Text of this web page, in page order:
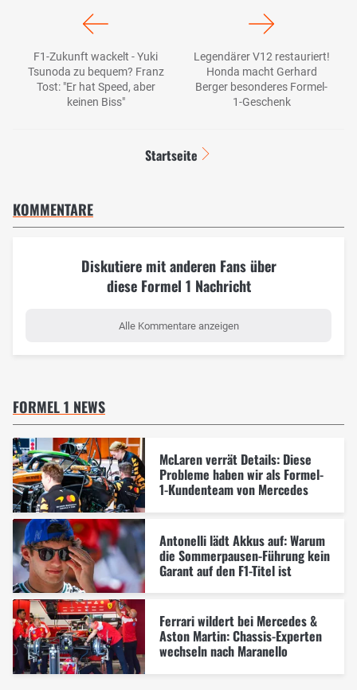
F1-Zukunft wackelt - Yuki
Tsunoda zu bequem? Franz
Tost: "Er hat Speed, aber
keinen Biss"
Legendärer V12 restauriert!
Honda macht Gerhard
Berger besonderes Formel-
1-Geschenk
Startseite
KOMMENTARE
Diskutiere mit anderen Fans über
diese Formel 1 Nachricht
Alle Kommentare anzeigen
FORMEL 1 NEWS
McLaren verrät Details: Diese
Probleme haben wir als Formel-
1-Kundenteam von Mercedes
Antonelli lädt Akkus auf: Warum
die Sommerpausen-Führung kein
Garant auf den F1-Titel ist
Ferrari wildert bei Mercedes &
Aston Martin: Chassis-Experten
wechseln nach Maranello